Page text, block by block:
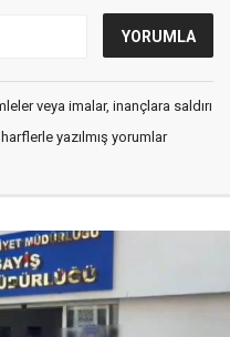
veya imalar, inançlara saldırı
yazılmış yorumlar